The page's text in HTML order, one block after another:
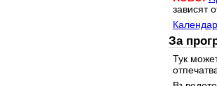
зависят
За
Тук